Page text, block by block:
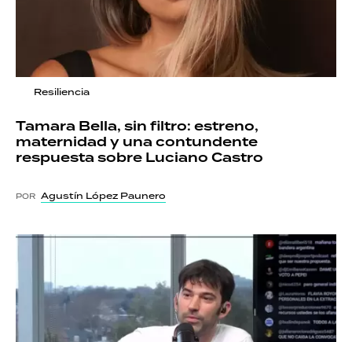
Resiliencia
Tamara Bella, sin filtro: estreno,
maternidad y una contundente
respuesta sobre Luciano Castro
POR Agustín López Paunero